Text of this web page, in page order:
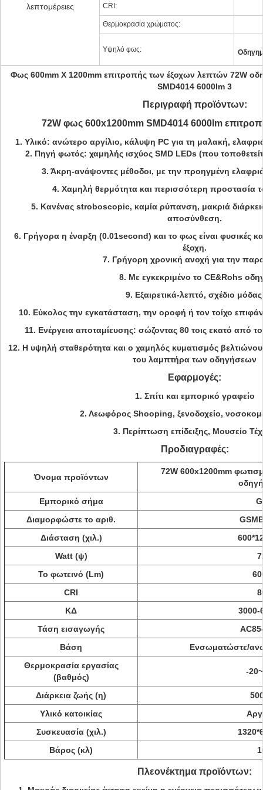
λεπτομέρειες
CRI:
Θερμοκρασία χρώματος:
Υψηλό φως:
Φως 600mm X 1200mm επιτροπής των έξοχων λεπτών 72W
SMD4014 6000lm 3
Περιγραφή προϊόντων:
72W φως 600x1200mm SMD4014 6000lm
1. Υλικό: ανώτερο αργίλιο, κάλυψη PC για τη μαλακή,
2. Πηγή φωτός: χαμηλής ισχύος SMD LEDs (που
3. Άκρη-ανάψοντες μέθοδοι, με την προηγμένη
4. Χαμηλή θερμότητα και περισσότερη προστασία
5. Κανένας stroboscopic, καμία ρύπανση, μακριά
αποσύνθεση.
6. Γρήγορα η έναρξη (0.01second) και το φως είναι φυσικές
έξοχη.
7. Γρήγορη χρονική ανοχή για την
8. Με εγκεκριμένο το CE&Rohs
9. Εξαιρετικά-λεπτό, σχέδιο
10. Εύκολος την εγκατάσταση, την οροφή ή τον τοίχο
11. Ενέργεια αποταμίευσης: σώζοντας 80 τοις εκατό από
12. Η υψηλή σταθερότητα και ο χαμηλός κυματισμός
του λαμπτήρα των οδηγήσεων
Εφαρμογές:
1. Σπίτι και εμπορικό γραφείο
2. Λεωφόρος Shooping, ξενοδοχείο,
3. Περίπτωση επίδειξης, Μουσείο
Προδιαγραφές:
Όνομα προϊόντων
72W 600x1200mm
Εμπορικό σήμα
Διαμορφώστε το αριθ.
Διάσταση (χιλ.)
Watt (ψ)
Το φωτεινό (Lm)
CRI
ΚΔ
3000-
Τάση εισαγωγής
Βάση
Ενσωματώστε/
Θερμοκρασία εργασίας
(βαθμός)
-
Διάρκεια ζωής (η)
Υλικό κατοικίας
Συσκευασία (χιλ.)
Βάρος (κλ)
Πλεονέκτημα προϊόντων: